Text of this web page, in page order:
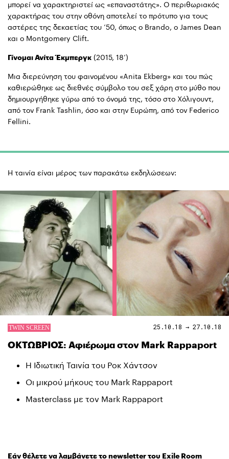
μπορεί να χαρακτηριστεί ως «επαναστάτης». Ο περιθωριακός
χαρακτήρας του στην οθόνη αποτελεί το πρότυπο για τους
αστέρες της δεκαετίας του ’50, όπως ο Brando, ο James Dean
και ο Montgomery Clift.
Γίνομαι Ανίτα Έκμπεργκ (2015, 18’)
Μια διερεύνηση του φαινομένου «Anita Ekberg» και του πώς
καθιερώθηκε ως διεθνές σύμβολο του σεξ χάρη στο μύθο που
δημιουργήθηκε γύρω από το όνομά της, τόσο στο Χόλιγουντ,
από τον Frank Tashlin, όσο και στην Ευρώπη, από τον Federico
Fellini.
Η ταινία είναι μέρος των παρακάτω εκδηλώσεων:
25.10.18 → 27.10.18
ΟΚΤΩΒΡΙΟΣ: Αφιέρωμα στον Mark Rappaport
Η Ιδιωτική Ταινία του Ροκ Χάντσον
Οι μικρού μήκους του Mark Rappaport
Masterclass με τον Mark Rappaport
Εάν θέλετε να λαμβάνετε το newsletter του Exile Room